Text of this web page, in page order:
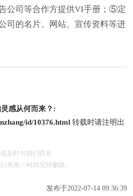
公司等合作方提供VI手册；⑤定
的名片、网站、宣传资料等进
感从何而来？:
id/10376.html 转载时请注明出
及时与我们联系
将第一时间安排删除。
发布于2022-07-14 09:36:39